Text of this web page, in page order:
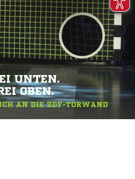
UNTEN.
OBEN.
AN DIE ZDF-TORWAND